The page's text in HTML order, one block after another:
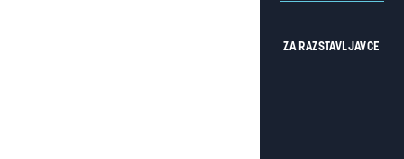
ZA RAZSTAVLJAVCE